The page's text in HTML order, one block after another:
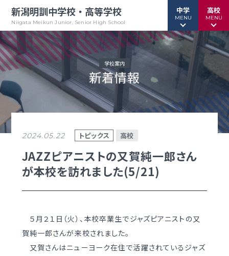
新潟明訓中学校・高等学校
Niigata Meikun Junior, Senior High School
中学
MENU
行事予定 緊急情報
教育方針
明訓の学び GSC
学校案内
（デジタルパンフ）
高校
MENU
行事予定 緊急情報
教育方針
学校案内
明訓の学び GSC
学校案内
新着情報
2024.05.22 トピックス 高校
JAZZピアニストの又賀純一郎さん
が本校を訪れました(5/21)
５月２１日（火）、本校卒業生でジャズピアニストの又
賀純一郎さんが来校されました。
又賀さんはニューヨーク在住で活躍されているジャズ